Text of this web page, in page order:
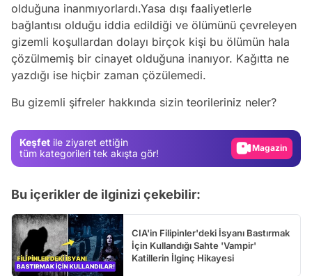
olduğuna inanmıyorlardı.Yasa dışı faaliyetlerle
bağlantısı olduğu iddia edildiği ve ölümünü çevreleyen
gizemli koşullardan dolayı birçok kişi bu ölümün hala
çözülmemiş bir cinayet olduğuna inanıyor. Kağıtta ne
yazdığı ise hiçbir zaman çözülemedi.
Bu gizemli şifreler hakkında sizin teorileriniz neler?
Keşfet ile ziyaret ettiğin
tüm kategorileri tek akışta gör!
Video
Gündem
Video
Bu içerikler de ilginizi çekebilir:
CIA'in Filipinler'deki İsyanı Bastırmak
İçin Kullandığı Sahte 'Vampir'
Katillerin İlginç Hikayesi